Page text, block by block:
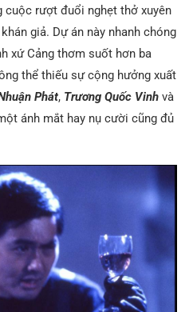
cuộc rượt đuổi nghẹt thở xuyên
giả. Dự án này nhanh chóng
xứ Cảng thơm suốt hơn ba
thể thiếu sự cộng hưởng xuất
Phát, Trương Quốc Vinhvà
ánh mắt hay nụ cười cũng đủ